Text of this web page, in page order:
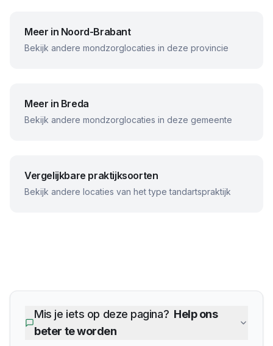
Meer in Noord-Brabant
Bekijk andere mondzorglocaties in deze provincie
Meer in Breda
Bekijk andere mondzorglocaties in deze gemeente
Vergelijkbare praktijksoorten
Bekijk andere locaties van het type tandartspraktijk
Mis je iets op deze pagina? Help ons
beter te worden